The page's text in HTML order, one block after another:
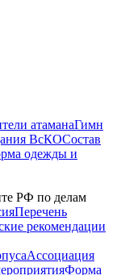
атаманаГимн
ВсКОСостав
одежды и
РФ по делам
Перечень
рекомендации
Ассоциация
Форма